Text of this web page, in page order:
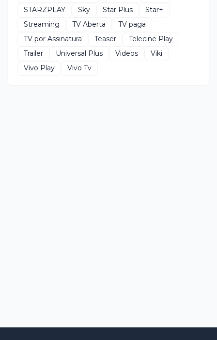
STARZPLAY
Sky Star Plus
Star+
Streaming
TV Aberta
TV paga
TV por Assinatura
Teaser
Telecine Play
Trailer
Universal Plus Videos
Viki
Vivo Play
Vivo Tv